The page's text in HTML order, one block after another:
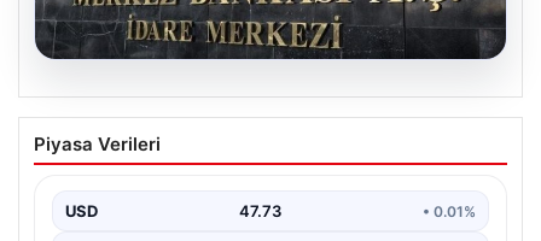
09.08.2026
Merkez Bankası Faiz Kararı Ne Zaman
Açıklanacak? Ekonomistlerin Nisan Ayı
Türkiye Cumhuriyet Merkez Bankası (TCMB), Nisan ayı
Piyasa Verileri
USD 47.73 • 0.01%